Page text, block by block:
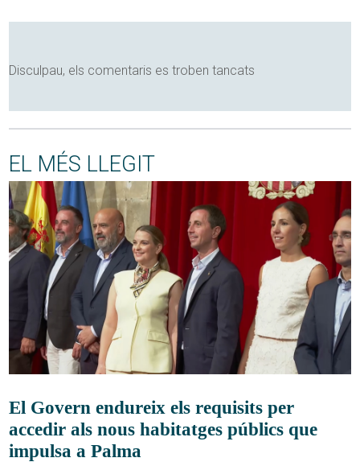
Disculpau, els comentaris es troben tancats
EL MÉS LLEGIT
El Govern endureix els requisits per
accedir als nous habitatges públics que
impulsa a Palma